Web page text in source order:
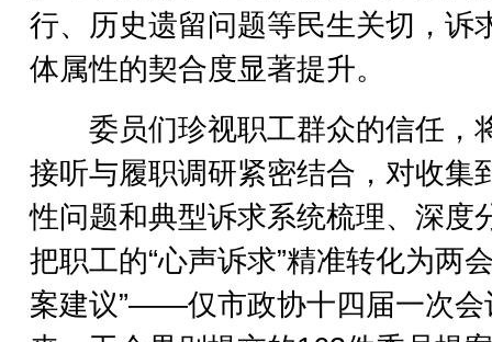
行、历史遗留问题等民生关切，诉
体属性的契合度显著提升。
委员们珍视职工群众的信任，
接听与履职调研紧密结合，对收集
性问题和典型诉求系统梳理、深度
把职工的“心声诉求”精准转化为两
案建议”——仅市政协十四届一次会